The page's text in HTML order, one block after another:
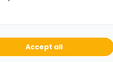
* Lees
Accept all